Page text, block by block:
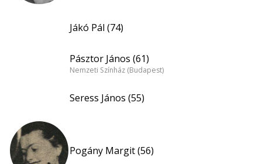
Jákó Pál (74)
Pásztor János (61)
Nemzeti Színház (Budapest)
Seress János (55)
Pogány Margit (56)